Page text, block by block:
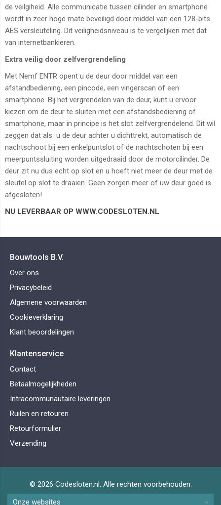
de veilgiheid. Alle communicatie tussen cilinder en smartphone
wordt in zeer hoge mate beveiligd door middel van een 128-bits
AES versleuteling. Dit veiligheidsniveau is te vergelijken met dat
van internetbankieren.
Extra veilig door zelfvergrendeling
Met Nemf ENTR opent u de deur door middel van een
afstandbediening, een pincode, een vingerscan of een
smartphone. Bij het vergrendelen van de deur, kunt u ervoor
kiezen om de deur te sluiten met een afstandsbediening of
smartphone, maar in principe is het slot zelfvergrendelend. Dit wil
zeggen dat als u de deur achter u dichttrekt, automatisch de
nachtschoot bij een enkelpuntslot of de nachtschoten bij een
meerpuntssluiting worden uitgedraaid door de motorcilinder. De
deur zit nu dus echt op slot en u hoeft niet meer de deur met de
sleutel op slot te draaien. Geen zorgen meer of uw deur goed is
afgesloten!
NU LEVERBAAR OP WWW.CODESLOTEN.NL
Bouwtools B.V.
Over ons
Privacybeleid
Algemene voorwaarden
Cookieverklaring
Klant beoordelingen
Klantenservice
Contact
Betaalmogelijkheden
Intracommunautaire leveringen
Ruilen en retouren
Retourformulier
Verzending
© 2026 Codesloten.nl. Alle rechten voorbehouden.